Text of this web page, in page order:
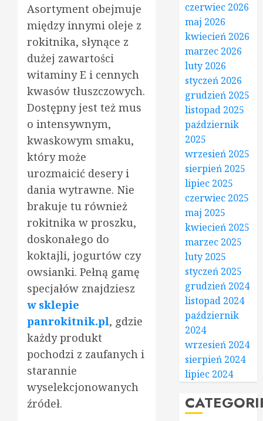
Asortyment obejmuje
między innymi oleje z
rokitnika, słynące z
dużej zawartości
witaminy E i cennych
kwasów tłuszczowych.
Dostępny jest też mus
o intensywnym,
kwaskowym smaku,
który może
urozmaicić desery i
dania wytrawne. Nie
brakuje tu również
rokitnika w proszku,
doskonałego do
koktajli, jogurtów czy
owsianki. Pełną gamę
specjałów znajdziesz
w sklepie
panrokitnik.pl, gdzie
każdy produkt
pochodzi z zaufanych i
starannie
wyselekcjonowanych
źródeł.
czerwiec 2026
maj 2026
kwiecień 2026
marzec 2026
luty 2026
styczeń 2026
grudzień 2025
listopad 2025
październik
2025
wrzesień 2025
sierpień 2025
lipiec 2025
czerwiec 2025
maj 2025
kwiecień 2025
marzec 2025
luty 2025
styczeń 2025
grudzień 2024
listopad 2024
październik
2024
wrzesień 2024
sierpień 2024
lipiec 2024